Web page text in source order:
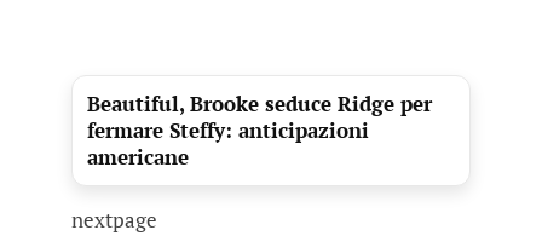
Beautiful, Brooke seduce Ridge per
fermare Steffy: anticipazioni
americane
nextpage